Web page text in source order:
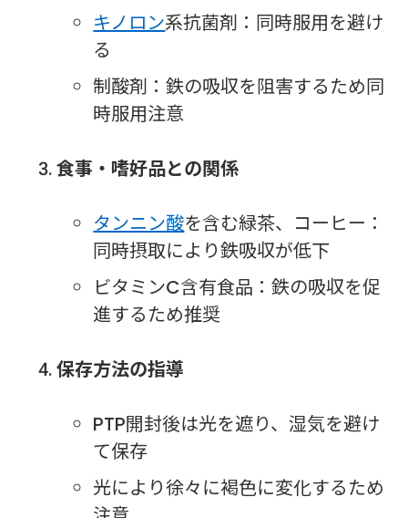
キノロン系抗菌剤：同時服用を避け
る
制酸剤：鉄の吸収を阻害するため同
時服用注意
食事・嗜好品との関係
タンニン酸を含む緑茶、コーヒー：
同時摂取により鉄吸収が低下
ビタミンC含有食品：鉄の吸収を促
進するため推奨
保存方法の指導
PTP開封後は光を遮り、湿気を避け
て保存
光により徐々に褐色に変化するため